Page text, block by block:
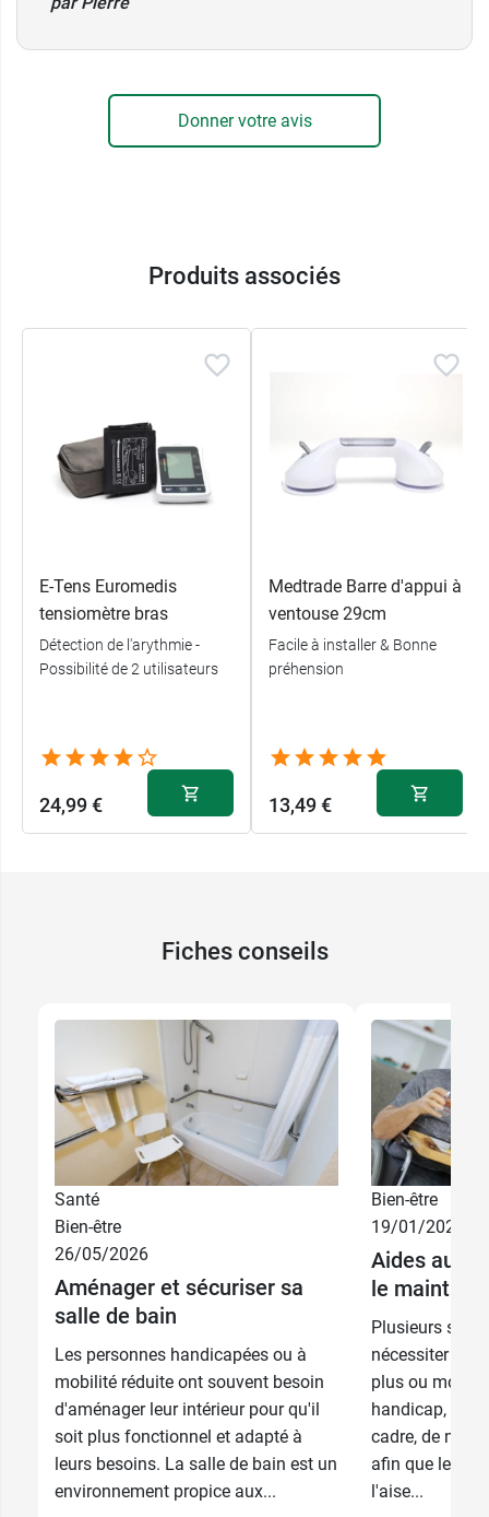
Donner votre avis
Produits associés
E-Tens Euromedis
tensiomètre bras
Détection de l'arythmie -
Possibilité de 2 utilisateurs
24,99 €
Medtrade Barre d'appui à
ventouse 29cm
Facile à installer & Bonne
préhension
13,49 €
Fiches conseils
Santé
Bien-être
26/05/2026
Aménager et sécuriser sa
salle de bain
Les personnes handicapées ou à
mobilité réduite ont souvent besoin
d'aménager leur intérieur pour qu'il
soit plus fonctionnel et adapté à
leurs besoins. La salle de bain est un
environnement propice aux...
Bien-être
19/01/2026
Aides au
le maintien
Plusieurs
nécessiter un
plus ou moins
handicap,
cadre, de
afin que le
l'aise...